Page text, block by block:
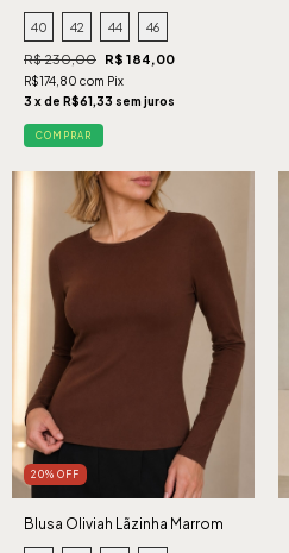
Cabernet
40 42 44 46
R$ 230,00 R$ 184,00
R$174,80 com Pix
3 x de R$61,33 sem juros
COMPRAR
20% OFF
Blusa Oliviah Lãzinha Marrom